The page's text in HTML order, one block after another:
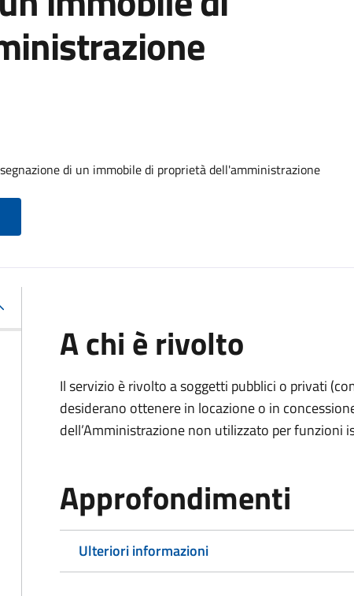
di un immobile di proprietà dell'amministrazione
A chi è rivolto
Il servizio è rivolto a soggetti pubblici o privati
desiderano ottenere in locazione o in
dell’Amministrazione non utilizzato per funzioni
Approfondimenti
Ulteriori informazioni